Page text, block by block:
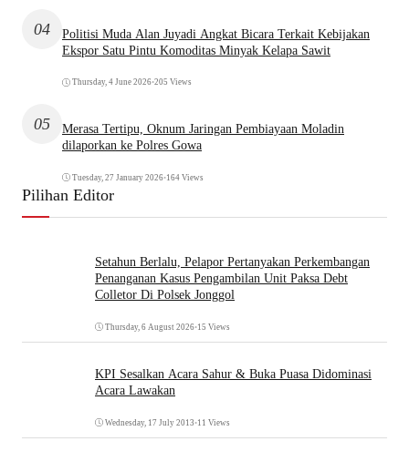
04
Politisi Muda Alan Juyadi Angkat Bicara Terkait Kebijakan
Ekspor Satu Pintu Komoditas Minyak Kelapa Sawit
Thursday, 4 June 2026•205 Views
05
Merasa Tertipu, Oknum Jaringan Pembiayaan Moladin
dilaporkan ke Polres Gowa
Tuesday, 27 January 2026•164 Views
Pilihan Editor
Setahun Berlalu, Pelapor Pertanyakan Perkembangan
Penanganan Kasus Pengambilan Unit Paksa Debt
Colletor Di Polsek Jonggol
Thursday, 6 August 2026•15 Views
KPI Sesalkan Acara Sahur & Buka Puasa Didominasi
Acara Lawakan
Wednesday, 17 July 2013 •11 Views